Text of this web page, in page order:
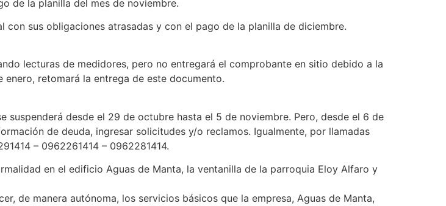
de la planilla del mes de noviembre.
con sus obligaciones atrasadas y con el pago de la planilla de diciembre.
lecturas de medidores, pero no entregará el comprobante en sitio debido a la
retomará la entrega de este documento.
suspenderá desde el 29 de octubre hasta el 5 de noviembre. Pero, desde el 6 de
de deuda, ingresar solicitudes y/o reclamos. Igualmente, por llamadas
– 0962261414 – 0962281414.
en el edificio Aguas de Manta, la ventanilla de la parroquia Eloy Alfaro y
de manera autónoma, los servicios básicos que la empresa, Aguas de Manta,